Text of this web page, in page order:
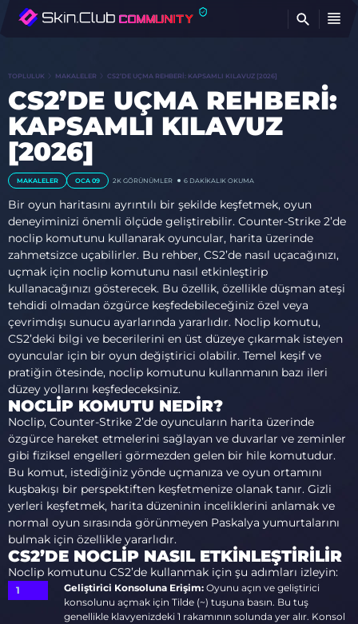
TOPLULUK MAKALELER CS2’DE UÇMA REHBERI: KAPSAMLI KILAVUZ [2026]
CS2’DE UÇMA REHBERI:
KAPSAMLI KILAVUZ
[2026]
MAKALELER OCA 09 2K GÖRÜNÜMLER 6 DAKIKALIK OKUMA
Bir oyun haritasını ayrıntılı bir şekilde keşfetmek, oyun
deneyiminizi önemli ölçüde geliştirebilir. Counter-Strike 2’de
noclip komutunu kullanarak oyuncular, harita üzerinde
zahmetsizce uçabilirler. Bu rehber, CS2’de nasıl uçacağınızı,
uçmak için noclip komutunu nasıl etkinleştirip
kullanacağınızı gösterecek. Bu özellik, özellikle düşman ateşi
tehdidi olmadan özgürce keşfedebileceğiniz özel veya
çevrimdışı sunucu ayarlarında yararlıdır. Noclip komutu,
CS2’deki bilgi ve becerilerini en üst düzeye çıkarmak isteyen
oyuncular için bir oyun değiştirici olabilir. Temel keşif ve
pratiğin ötesinde, noclip komutunu kullanmanın bazı ileri
düzey yollarını keşfedeceksiniz.
NOCLIP KOMUTU NEDIR?
Noclip, Counter-Strike 2’de oyuncuların harita üzerinde
özgürce hareket etmelerini sağlayan ve duvarlar ve zeminler
gibi fiziksel engelleri görmezden gelen bir hile komutudur.
Bu komut, istediğiniz yönde uçmanıza ve oyun ortamını
kuşbakışı bir perspektiften keşfetmenize olanak tanır. Gizli
yerleri keşfetmek, harita düzeninin inceliklerini anlamak ve
normal oyun sırasında görünmeyen Paskalya yumurtalarını
bulmak için özellikle yararlıdır.
CS2’DE NOCLIP NASIL ETKINLEŞTIRILIR
Noclip komutunu CS2’de kullanmak için şu adımları izleyin:
Geliştirici Konsoluna Erişim: Oyunu açın ve geliştirici
konsolunu açmak için Tilde (~) tuşuna basın. Bu tuş
genellikle klavyenizdeki 1 rakamının solunda yer alır. Konsol